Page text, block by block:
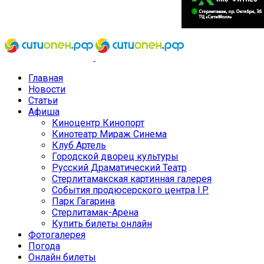
Главная
Новости
Статьи
Афиша
Киноцентр Кинопорт
Кинотеатр Мираж Синема
Клуб Артель
Городской дворец культуры
Русский Драматический Театр
Стерлитамакская картинная галерея
События продюсерского центра I.P.
Парк Гагарина
Стерлитамак-Арена
Купить билеты онлайн
Фотогалерея
Погода
Онлайн билеты